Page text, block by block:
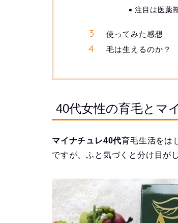
注目は医薬
使ってみた感想
毛は生えるのか？
40代女性の育毛とマ
マイナチュレ40代育毛生活をは
ですが、ふと気づくと分け目が